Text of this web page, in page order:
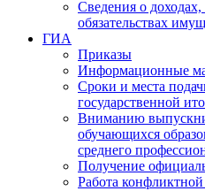
Сведения о
обязательствах
ГИА
Приказы
Информационные
Сроки и места
государственной
Вниманию
обучающихся
среднего
Получение
Работа